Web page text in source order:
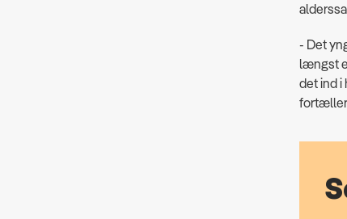
- Det
længst
det ind i
fortæller